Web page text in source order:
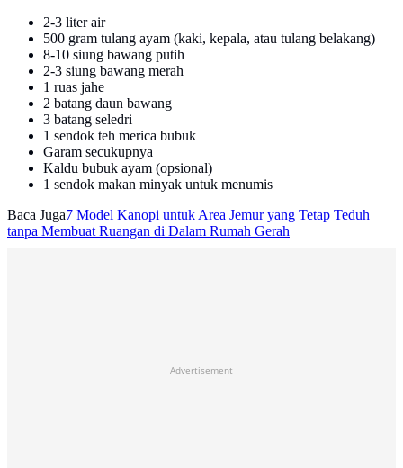
2-3 liter air
500 gram tulang ayam (kaki, kepala, atau tulang belakang)
8-10 siung bawang putih
2-3 siung bawang merah
1 ruas jahe
2 batang daun bawang
3 batang seledri
1 sendok teh merica bubuk
Garam secukupnya
Kaldu bubuk ayam (opsional)
1 sendok makan minyak untuk menumis
Baca Juga7 Model Kanopi untuk Area Jemur yang Tetap Teduh
tanpa Membuat Ruangan di Dalam Rumah Gerah
Advertisement